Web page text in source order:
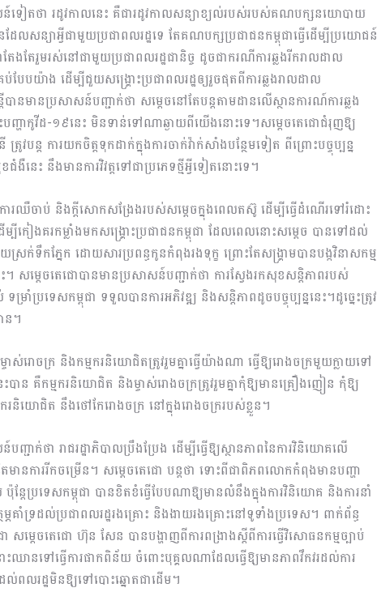
ទៀតថា រដូវកាលនេះ គឺជារដូវកាលសន្យាខ្យល់របស់របស់គណបក្សនយោបាយ
លសន្យាអ្វីជាមួយប្រជាពលរដ្ឋទេ តែគណបក្សប្រជាជនកម្ពុជាធ្វើដើម្បីប្រយោជន៍
ងតែរួមរស់នៅជាមួយប្រជាពលរដ្ឋជានិច្ច ដូចជាករណីការឆ្លងរីករាលដាល
បែបយ៉ាង ដើម្បីជួយសង្គ្រោះប្រជាពលរដ្ឋឲ្យរួចផុតពីការឆ្លងរាលដាល
ានមានប្រសាសន៍បញ្ជាក់ថា សម្ដេចនៅតែបន្តតាមដានលើស្ថានការណ៍ការឆ្លង
ហាកូវីដ-១៩នេះ មិនទាន់ទៅណាឆ្ងាយពីយើងនោះទេ។សម្ដេចតេជោជំរុញឱ្យ
ត្រូវបន្ត ការយកចិត្តទុកដាក់ក្នុងការចាក់វ៉ាក់សាំងបន្ថែមទៀត ពីព្រោះបច្ចុប្បន្ន
េះ នឹងមានការវិវត្តទៅជាប្រភេទថ្មីអ្វីទៀតនោះទេ។
រឈឺចាប់ និងក្ដីសោកសង្រែងរបស់សម្ដេចក្នុងពេលតស៊ូ ដើម្បីធ្វើដំណើរទៅរំដោះ
កៀងគរកម្លាំងមកសង្គ្រោះប្រជាជនកម្ពុជា ដែលពេលនោះសម្ដេច បានទៅដល់
ទឹកភ្នែក ដោយសារប្រពន្ធកូនកំពុងរងទុក្ខ ព្រោះតែសង្គ្រាមបានបង្កវិនាសកម្ម
។ សម្តេចតេជោបានមានប្រសាសន៍បញ្ជាក់ថា ការស្វែងរកសុខសន្ដិភាពរបស់
រាំប្រទេសកម្ពុជា ទទួលបានការអភិវឌ្ឍ និងសន្ដិភាពដូចបច្ចុប្បន្ននេះ។ដូច្នេះត្រូវ
ន។
ស់រោចក្រ និងកម្មករនិយោជិតត្រូវរួមគ្នាធ្វើយ៉ាងណា ធ្វើឱ្យរោងចក្រមួយក្លាយទៅ
ាន គឺកម្មករនិយោជិត និងម្ចាស់រោងចក្រត្រូវរួមគ្នាកុំឱ្យមានគ្រឿងញៀន កុំឱ្យ
រនិយោជិត នឹងថៅកែរោងចក្រ នៅក្នុងរោងចក្ររបស់ខ្លួន។
ាក់ថា រាជរដ្ឋាភិបាលប្រឹងប្រែង ដើម្បីធ្វើឱ្យស្ថានភាពនៃការវិនិយោគលើ
មានការរីកចម្រើន។ សម្ដេចតេជោ បន្តថា ទោះពីជាពិភពលោកកំពុងមានបញ្ហា
ដែប្រទេសកម្ពុជា បានខិតខំធ្វើបែបណាឱ្យមានលំនឹងក្នុងការវិនិយោគ និងការនាំ
គាំទ្រដល់ប្រជាពលរដ្ឋរងគ្រោះ និងងាយរងគ្រោះនៅទូទាំងប្រទេស។ ពាក់ព័ន្ធ
តេចតេជោ ហ៊ុន សែន បានបង្ហាញពីការពង្រាងស្ដីពីការធ្វើវិសោធនកម្មច្បាប់
ឈានទៅធ្វើការផាកពិន័យ ចំពោះបុគ្គលណាដែលធ្វើឱ្យមានភាពវឹកវរដល់ការ
ល់ពលរដ្ឋមិនឱ្យទៅបោះឆ្នោតជាដើម។